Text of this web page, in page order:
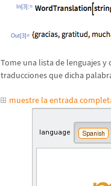
In[3]:=
Out[3]=
Tome una lista de lenguajes
traducciones que dicha
muestre la entrada